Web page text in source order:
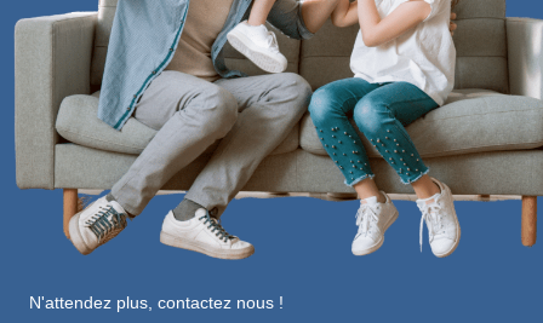
N'attendez plus, contactez nous !